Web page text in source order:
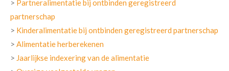
> Partneralimentatie bij ontbinden geregistreerd
partnerschap
> Kinderalimentatie bij ontbinden geregistreerd partnerschap
> Alimentatie herberekenen
> Jaarlijkse indexering van de alimentatie